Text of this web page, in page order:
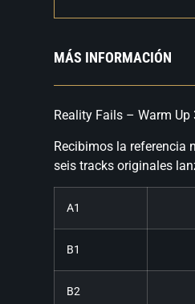
MÁS INFORMACIÓN
Reality Fails – Warm Up
Recibimos la referencia
seis tracks originales
A1
B1
B2